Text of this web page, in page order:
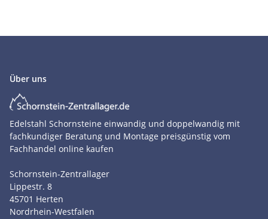
Über uns
Edelstahl Schornsteine einwandig und doppelwandig mit
fachkundiger Beratung und Montage preisgünstig vom
Fachhandel online kaufen
Schornstein-Zentrallager
Lippestr. 8
45701 Herten
Nordrhein-Westfalen